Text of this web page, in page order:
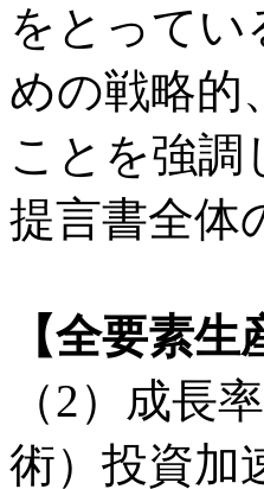
をとってい
めの戦略的
ことを強調
提言書全体
【全要素
（2）成長
術）投資加